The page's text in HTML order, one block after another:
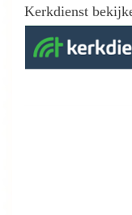
Kerkdienst